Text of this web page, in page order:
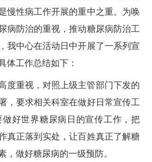
慢性病工作开展的重中之重。为唤
病防治的重视，推动糖尿病防治工
我中心在活动日中开展了一系列宣
体工作总结如下：
度重视，对照上级主管部门下发的
，要求相关科室在做好日常宣传工
好世界糖尿病日的宣传工作，把
真正落到实处，让百姓真正了解糖
，做好糖尿病的一级预防。